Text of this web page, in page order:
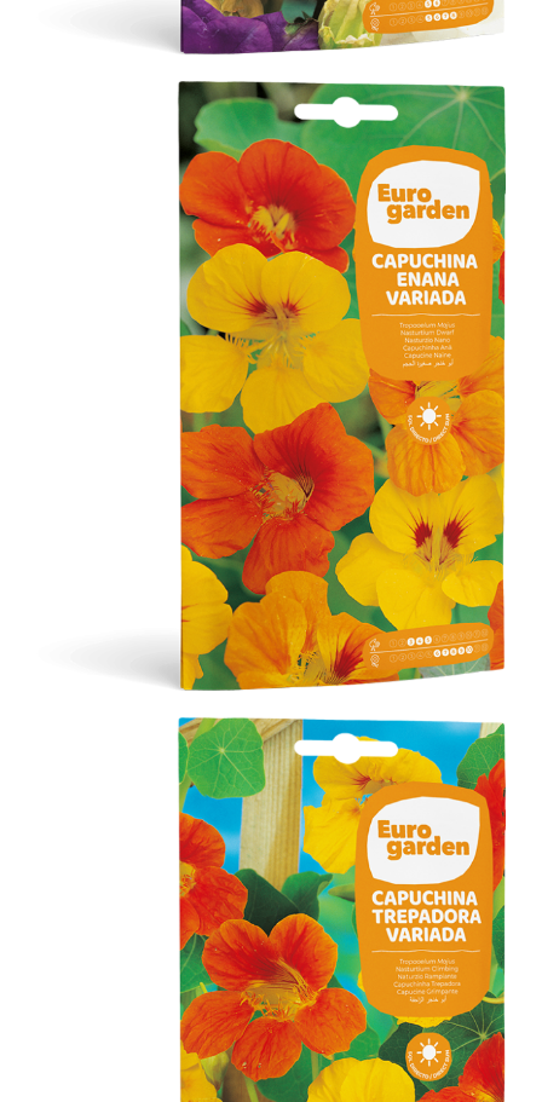
Capuchina Enana Variada
Flores
Capuchina Trepadora Variada
Flores